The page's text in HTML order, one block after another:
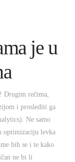
je u
Drugim rečima,
i proslediti ga
Ne samo
optimizaciju levka
bih se i te kako
ne bi li